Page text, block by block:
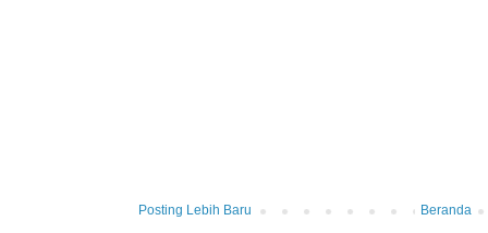
Posting Lebih Baru Beranda